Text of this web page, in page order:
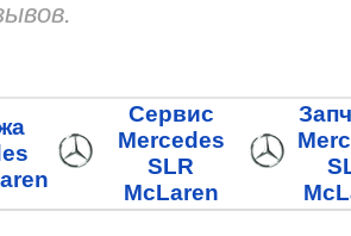
Сервис
Mercedes
SLR
McLaren